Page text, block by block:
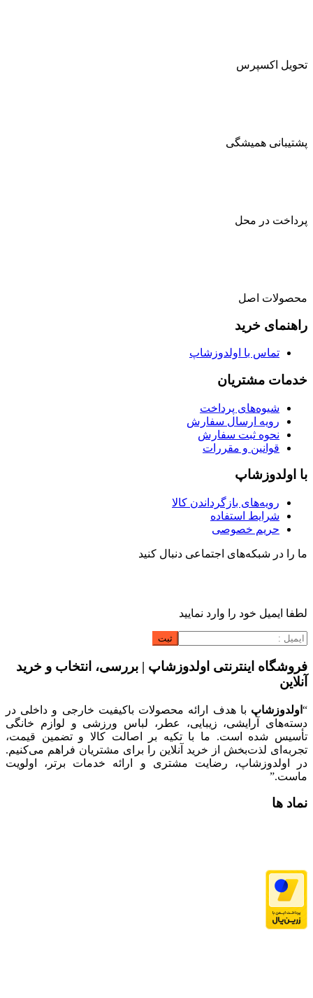
تحویل اکسپرس
پشتیبانی همیشگی
پرداخت در محل
محصولات اصل
راهنمای خرید
تماس با اولدوزشاپ
خدمات مشتریان
شیوه‌های پرداخت
رویه ارسال سفارش
نحوه ثبت سفارش
قوانین و مقررات
با اولدوزشاپ
رویه‌های بازگرداندن کالا
شرایط استفاده
حریم خصوصی
ما را در شبکه‌های اجتماعی دنبال کنید
لطفا ایمیل خود را وارد نمایید
فروشگاه اینترنتی اولدوزشاپ | بررسی، انتخاب و خرید
آنلاین
“ اولدوزشاپ با هدف ارائه محصولات باکیفیت خارجی و داخلی در
دسته‌های آرایشی، زیبایی، عطر، لباس ورزشی و لوازم خانگی
تأسیس شده است. ما با تکیه بر اصالت کالا و تضمین قیمت،
تجربه‌ای لذت‌بخش از خرید آنلاین را برای مشتریان فراهم می‌کنیم.
در اولدوزشاپ، رضایت مشتری و ارائه خدمات برتر، اولویت
ماست.”
نماد ها